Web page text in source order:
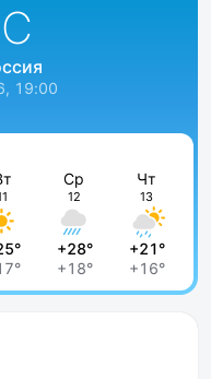
19:00
Ср
12
+28°
+18°
Чт
13
+21°
+16°